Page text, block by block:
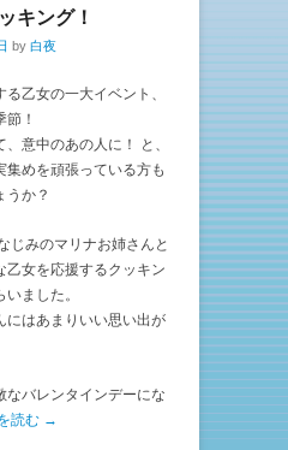
キング！
by 白夜
乙女の一大イベント、
！
意中のあの人に！ と、
集めを頑張っている方も
うか？
じみのマリナお姉さんと
乙女を応援するクッキン
ました。
にはあまりいい思い出が
なバレンタインデーにな
読む →